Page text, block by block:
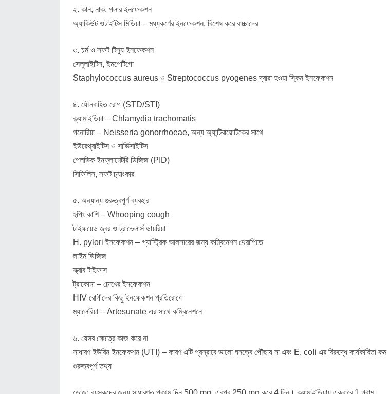
২. কান, নাক, গলার ইনফেকশন
অ্যাকিউট ওটাইটিস মিডিয়া – মধ্যকর্ণের ইনফেকশন, বিশেষ করে বাচ্চাদের
৩. চর্ম ও সফট টিস্যু ইনফেকশন
সেলুলাইটিস, ইমপেটিগো
Staphylococcus aureus ও Streptococcus pyogenes দ্বারা হওয়া স্কিন ইনফেকশন
৪. যৌনবাহিত রোগ (STD/STI)
ক্ল্যামাইডিয়া – Chlamydia trachomatis
গনোরিয়া – Neisseria gonorrhoeae, অন্য অ্যান্টিবায়োটিকের সাথে
ইউরেথ্রাইটিস ও সার্ভিসাইটিস
পেলভিক ইনফ্লামেটরি ডিজিজ (PID)
সিফিলিস, সফট চ্যাংকার
৫. অন্যান্য গুরুত্বপূর্ণ ব্যবহার
হুপিং কাশি – Whooping cough
টাইফয়েড জ্বর ও ট্রাভেলার্স ডায়রিয়া
H. pylori ইনফেকশন – গ্যাস্ট্রিক আলসারের জন্য কম্বিনেশন থেরাপিতে
লাইম ডিজিজ
স্ক্রাব টাইফাস
ট্রাকোমা – চোখের ইনফেকশন
HIV রোগীদের কিছু ইনফেকশন প্রতিরোধে
ম্যালেরিয়া – Artesunate এর সাথে কম্বিনেশনে
৬. যেসব ক্ষেত্রে কাজ করে না
সাধারণ ইউরিন ইনফেকশন (UTI) – কারণ এটি প্রস্রাবে ভালো ঘনত্বে পৌঁছায় না এবং E. coli এর বিরুদ্ধে কার্যকারিতা কম
গুরুত্বপূর্ণ তথ্য